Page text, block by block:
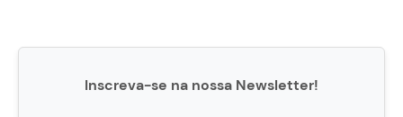
Inscreva-se na nossa Newsletter!